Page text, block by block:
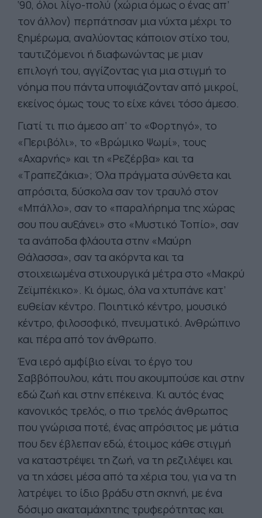
‘90, όλοι λίγο-πολύ (χώρια όμως ο ένας απ’
τον άλλον) περπάτησαν μια νύχτα μέχρι το
ξημέρωμα, αναλύοντας κάποιον στίχο του,
ταυτιζόμενοι ή διαφωνώντας με μιαν
επιλογή του, αγγίζοντας για μια στιγμή το
νόημα που πάντα υποψιάζονταν από μικροί,
εκείνος όμως τους το είχε κάνει τόσο άμεσο.
Γιατί τι πιο άμεσο απ’ το «Φορτηγό», το
«Περιβόλι», το «Βρώμικο Ψωμί», τους
«Αχαρνής» και τη «Ρεζέρβα» και τα
«Τραπεζάκια»; Όλα πράγματα σύνθετα και
απρόσιτα, δύσκολα σαν τον τραυλό στον
«Μπάλλο», σαν το «παραλήρημα της χώρας
σου που αυξάνει» στο «Μυστικό Τοπίο», σαν
τα ανάποδα φλάουτα στην «Μαύρη
Θάλασσα», σαν τα ακόρντα και τα
στοιχειωμένα στιχουργικά μέτρα στο «Μακρύ
Ζεϊμπέκικο». Κι όμως, όλα να χτυπάνε κατ’
ευθείαν κέντρο. Ποιητικό κέντρο, μουσικό
κέντρο, φιλοσοφικό, πνευματικό. Ανθρώπινο
και πέρα από τον άνθρωπο.
Ένα ιερό αμφίβιο είναι το έργο του
Σαββόπουλου, κάτι που ακουμπούσε και στην
εδώ ζωή και στην επέκεινα. Κι αυτός ένας
κανονικός τρελός, ο πιο τρελός άνθρωπος
που γνώρισα ποτέ, ένας απρόσιτος με μάτια
που δεν έβλεπαν εδώ, έτοιμος κάθε στιγμή
να καταστρέψει τη ζωή, να τη ρεζιλέψει και
να τη χάσει μέσα από τα χέρια του, για να τη
λατρέψει το ίδιο βράδυ στη σκηνή, με ένα
δόσιμο ακαταμάχητης τρυφερότητας και